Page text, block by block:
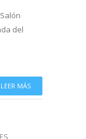
del
LEER MÁS